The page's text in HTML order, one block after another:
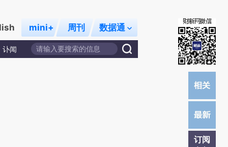
mini+ 周刊 数据通
讣闻
订阅